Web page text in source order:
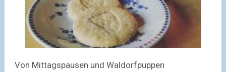
Von Mittagspausen und Waldorfpuppen